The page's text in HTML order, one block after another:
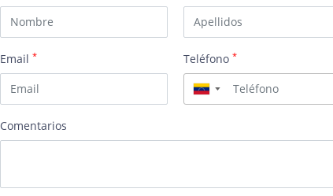
Email* Teléfono*
▼
Comentarios